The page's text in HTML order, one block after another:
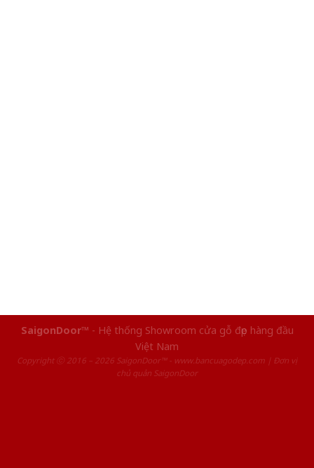
SaigonDoor™ - Hệ thống Showroom cửa gỗ đẹp hàng đầu
Việt Nam
Copyright ⓒ 2016 – 2026 SaigonDoor™ - www.bancuagodep.com | Đơn vị
chủ quản SaigonDoor